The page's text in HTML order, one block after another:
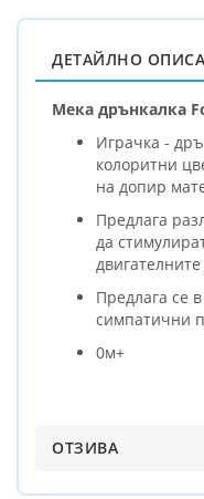
ДЕТАЙЛНО
Мека дрънкалка
Играчка -
колоритни
на допир
Предлага
да
Предлага се
симпатични
0м+
ОТЗИВА